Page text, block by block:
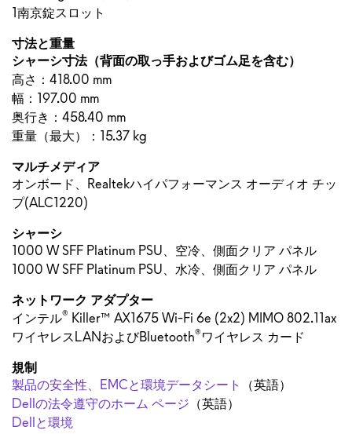
1南京錠スロット
寸法と重量
シャーシ寸法（背面の取っ手およびゴム足を含む）
高さ：418.00 mm
幅：197.00 mm
奥行き：458.40 mm
重量（最大）：15.37 kg
マルチメディア
オンボード、Realtekハイパフォーマンス オーディオ チッ
プ(ALC1220)
シャーシ
1000 W SFF Platinum PSU、空冷、側面クリア パネル
1000 W SFF Platinum PSU、水冷、側面クリア パネル
ネットワーク アダプター
インテル® Killer™ AX1675 Wi-Fi 6e (2x2) MIMO 802.11ax
ワイヤレスLANおよびBluetooth®ワイヤレス カード
規制
製品の安全性、EMCと環境データシート
（英語）
Dellの法令遵守のホーム ページ （英語）
Dellと環境